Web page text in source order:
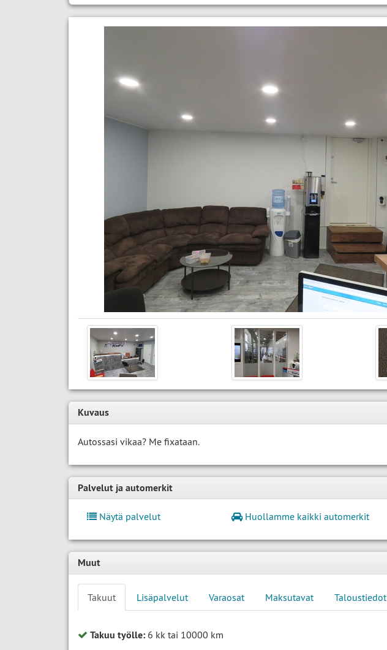
Kuvaus
Autossasi vikaa? Me fixataan.
Palvelut ja automerkit
Näytä palvelut Huollamme kaikki automerkit
Muut
Takuut Lisäpalvelut Varaosat Maksutavat Taloustiedot
Takuu työlle: 6 kk tai 10000 km